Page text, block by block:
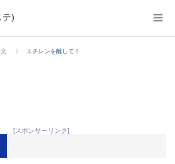
テ)
エチレンを離して！
[スポンサーリンク]